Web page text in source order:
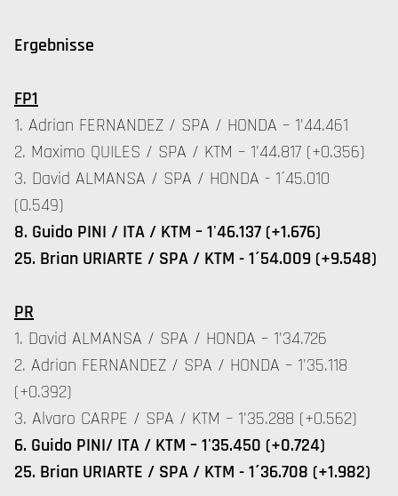
Ergebnisse
FP1
1. Adrian FERNANDEZ / SPA / HONDA – 1'44.461
2. Maximo QUILES / SPA / KTM – 1'44.817 (+0.356)
3. David ALMANSA / SPA / HONDA - 1´45.010
(0.549)
8. Guido PINI / ITA / KTM – 1'46.137 (+1.676)
25. Brian URIARTE / SPA / KTM - 1´54.009 (+9.548)
PR
1. David ALMANSA / SPA / HONDA – 1'34.726
2. Adrian FERNANDEZ / SPA / HONDA – 1'35.118
(+0.392)
3. Alvaro CARPE / SPA / KTM – 1'35.288 (+0.562)
6. Guido PINI/ ITA / KTM – 1'35.450 (+0.724)
25. Brian URIARTE / SPA / KTM - 1´36.708 (+1.982)